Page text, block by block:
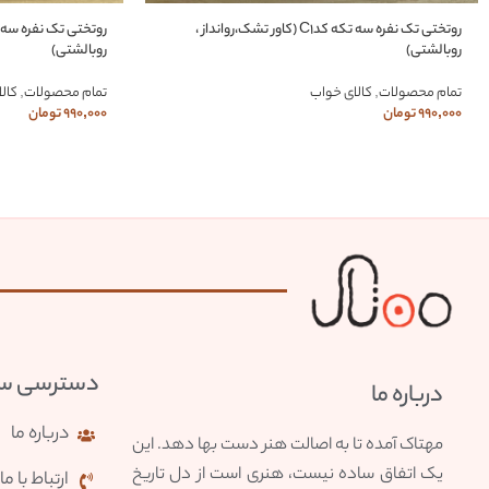
روتختی تک نفره سه تکه کدC1 (کاور تشک،روانداز ،
روبالشتی)
تمام محصولات,کالای خواب
990,000تومان
روبالشتی)
تمام محصولات,
990,000تومان
درباره ما
مهتاک آمده تا به اصالت هنر دست بها دهد. این
یک اتفاق ساده نیست، هنری است از دل تاریخ
دسترسی
درباره ما
ارتباط با ما